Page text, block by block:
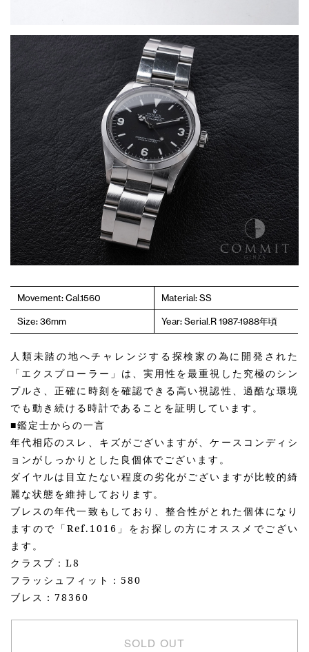
Movement: Cal.1560 Material: SS
Size: 36mm Year: Serial.R 1987-1988年頃
人類未踏の地へチャレンジする探検家の為に開発された
「エクスプローラー」は、実用性を最重視した究極のシン
プルさ、正確に時刻を確認できる高い視認性、過酷な環境
でも動き続ける時計であることを証明しています。
■鑑定士からの一言
年代相応のスレ、キズがございますが、ケースコンディシ
ョンがしっかりとした良個体でございます。
ダイヤルは目立たない程度の劣化がございますが比較的綺
麗な状態を維持しております。
ブレスの年代一致もしており、整合性がとれた個体になり
ますので「Ref.1016」をお探しの方にオススメでござい
ます。
クラスプ：L8
フラッシュフィット：580
ブレス：78360
SOLD OUT